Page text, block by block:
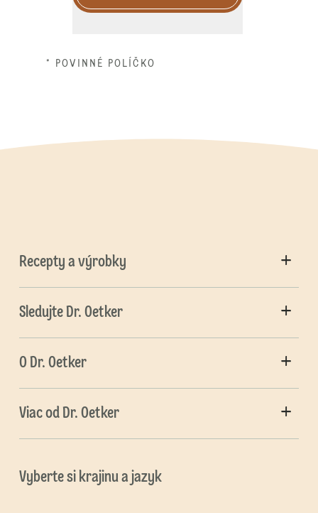
* POVINNÉ POLÍČKO
Recepty a výrobky
Sledujte Dr. Oetker
O Dr. Oetker
Viac od Dr. Oetker
Vyberte si krajinu a jazyk